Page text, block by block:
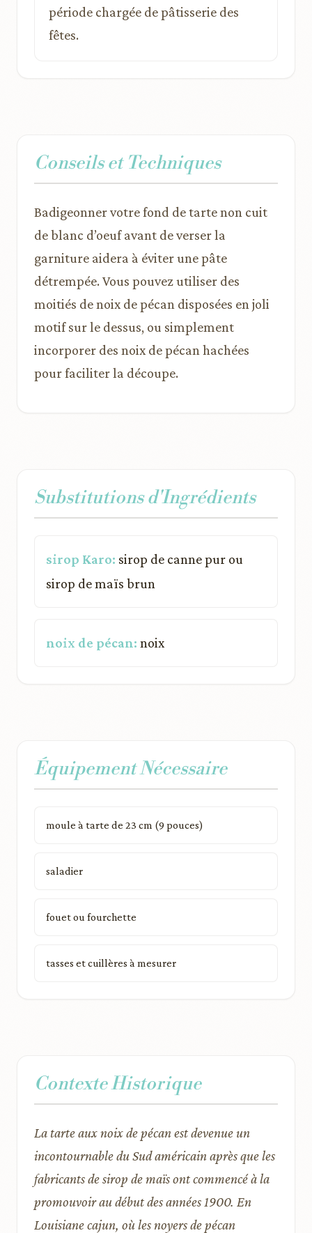
période chargée de pâtisserie des
fêtes.
Conseils et Techniques
Badigeonner votre fond de tarte non cuit
de blanc d’oeuf avant de verser la
garniture aidera à éviter une pâte
détrempée. Vous pouvez utiliser des
moitiés de noix de pécan disposées en joli
motif sur le dessus, ou simplement
incorporer des noix de pécan hachées
pour faciliter la découpe.
Substitutions d'Ingrédients
sirop Karo: sirop de canne pur ou
sirop de maïs brun
noix de pécan: noix
Équipement Nécessaire
moule à tarte de 23 cm (9 pouces)
saladier
fouet ou fourchette
tasses et cuillères à mesurer
Contexte Historique
La tarte aux noix de pécan est devenue un
incontournable du Sud américain après que les
fabricants de sirop de maïs ont commencé à la
promouvoir au début des années 1900. En
Louisiane cajun, où les noyers de pécan